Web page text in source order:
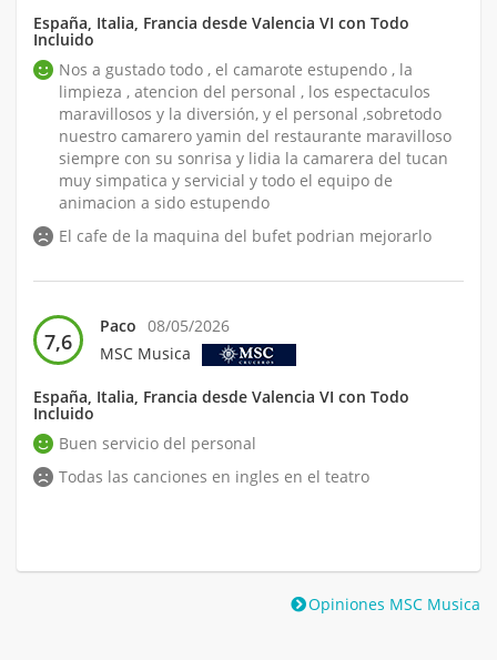
España, Italia, Francia desde Valencia VI con Todo
Incluido
Nos a gustado todo , el camarote estupendo , la
limpieza , atencion del personal , los espectaculos
maravillosos y la diversión, y el personal ,sobretodo
nuestro camarero yamin del restaurante maravilloso
siempre con su sonrisa y lidia la camarera del tucan
muy simpatica y servicial y todo el equipo de
animacion a sido estupendo
El cafe de la maquina del bufet podrian mejorarlo
7,6
Paco 08/05/2026
MSC Musica
España, Italia, Francia desde Valencia VI con Todo
Incluido
Buen servicio del personal
Todas las canciones en ingles en el teatro
Opiniones MSC Musica